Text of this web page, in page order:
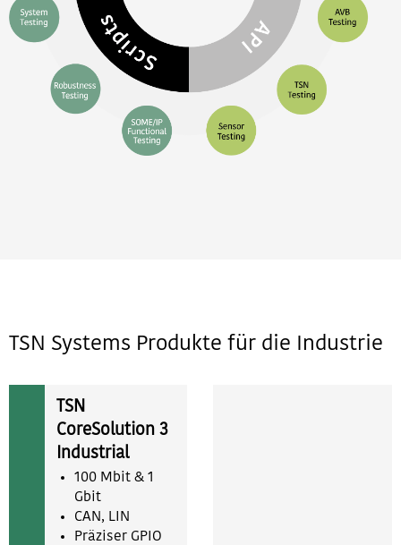
TSN Systems Produkte für die Industrie
TSN
CoreSolution 3
Industrial
100 Mbit & 1
Gbit
CAN, LIN
Präziser GPIO